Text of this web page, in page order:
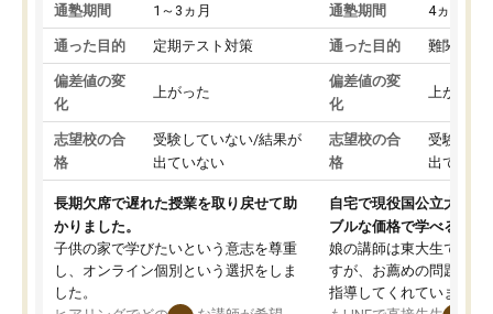
通塾期間 1～3ヵ月
通った目的 定期テスト対策
偏差値の変
化
上がった
志望校の合
格
受験していない/結果が
出ていない
長期欠席で遅れた授業を取り戻せて助
かりました。
子供の家で学びたいという意志を尊重
し、オンライン個別という選択をしま
した。
通塾期間 4ヵ月～1
通った目的 難関私立
偏差値の変
化
上がった
志望校の合
格
受験して
出ていな
自宅で現役国公立大学生
ブルな価格で学べる
娘の講師は東大生では無
すが、お薦めの問題集や
指導してくれています。